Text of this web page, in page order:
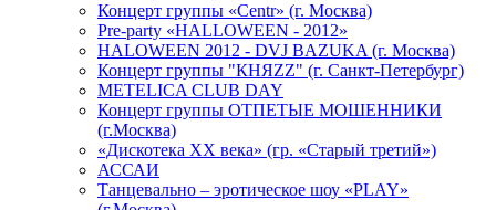
Концерт группы «Centr» (г. Москва)
Pre-party «HALLOWEEN - 2012»
HALOWEEN 2012 - DVJ BAZUKA (г. Москва)
Концерт группы "КНЯZZ" (г. Санкт-Петербург)
METELICA CLUB DAY
Концерт группы ОТПЕТЫЕ МОШЕННИКИ
(г.Москва)
«Дискотека ХХ века» (гр. «Старый третий»)
АССАИ
Танцевально – эротическое шоу «PLAY»